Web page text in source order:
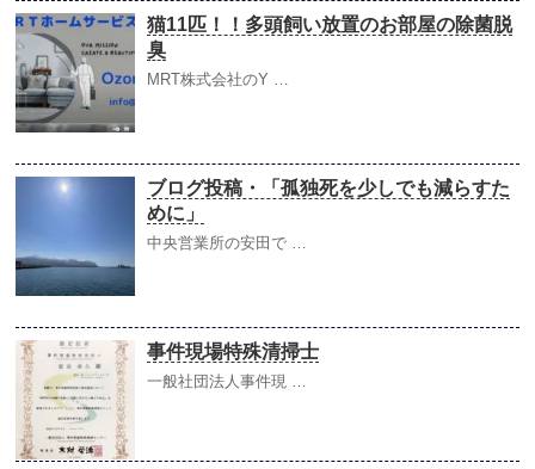
猫11匹！！多頭飼い放置のお部屋の除菌脱
臭
MRT株式会社のY …
ブログ投稿・「孤独死を少しでも減らすた
めに」
中央営業所の安田で …
事件現場特殊清掃士
一般社団法人事件現 …